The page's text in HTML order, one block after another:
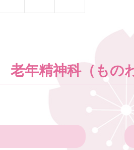
老年精神科（もの